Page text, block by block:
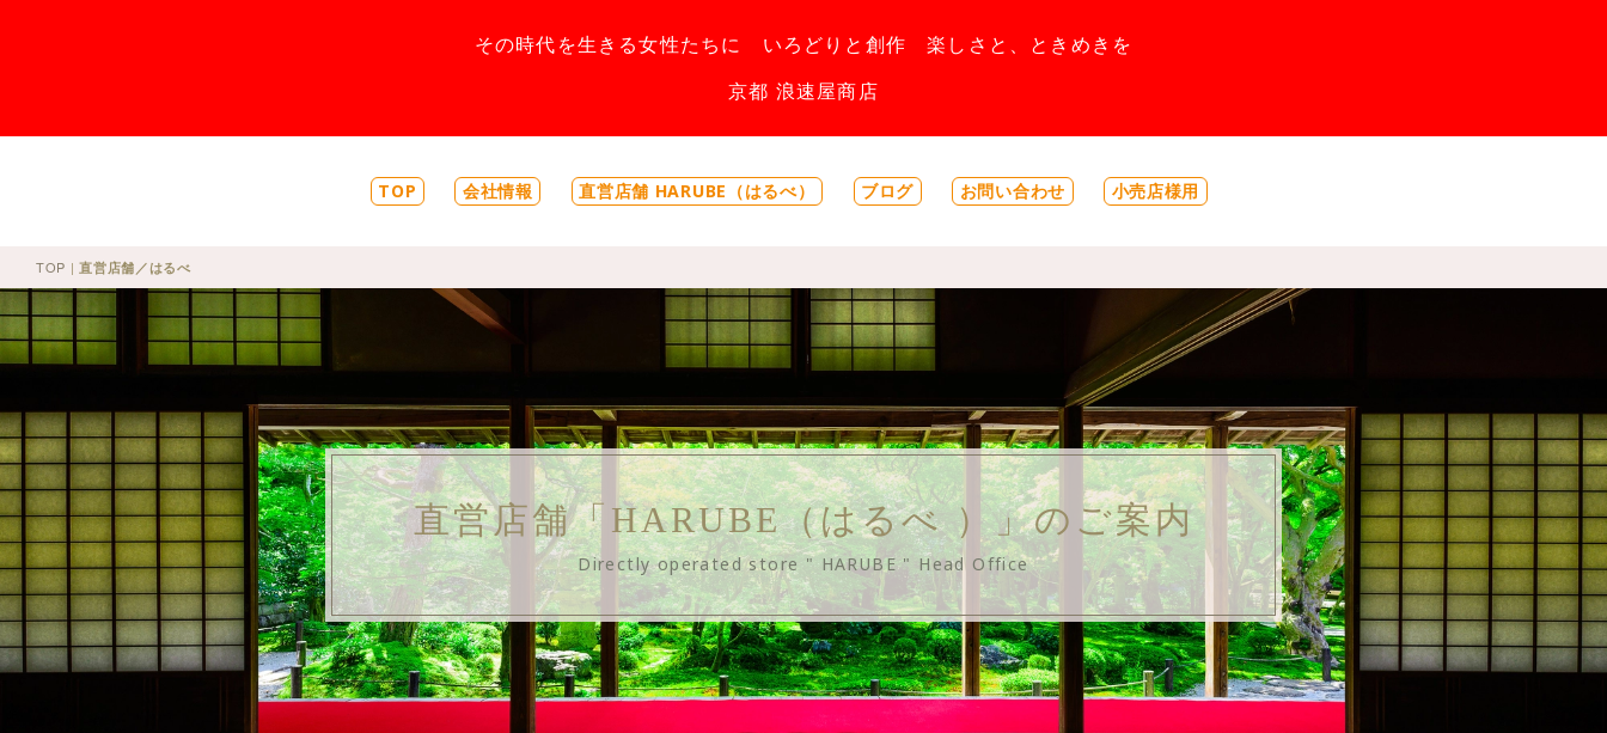
その時代を生きる女性たちに いろどりと創作 楽しさと、ときめきを
京都 浪速屋商店
TOP 会社情報 直営店舗 HARUBE（はるべ） ブログ お問い合わせ 小売店様用
TOP |直営店舗／はるべ
直営店舗「HARUBE（はるべ ）」のご案内
Directly operated store " HARUBE " Head Office